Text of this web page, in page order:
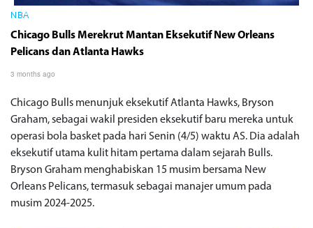
NBA
Chicago Bulls Merekrut Mantan Eksekutif New Orleans
Pelicans dan Atlanta Hawks
3 months ago
Chicago Bulls menunjuk eksekutif Atlanta Hawks, Bryson
Graham, sebagai wakil presiden eksekutif baru mereka untuk
operasi bola basket pada hari Senin (4/5) waktu AS. Dia adalah
eksekutif utama kulit hitam pertama dalam sejarah Bulls.
Bryson Graham menghabiskan 15 musim bersama New
Orleans Pelicans, termasuk sebagai manajer umum pada
musim 2024-2025.